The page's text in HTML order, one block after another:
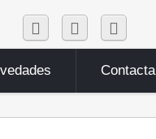
Contacta